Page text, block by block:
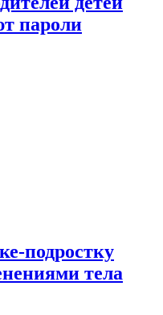
пароли
подростку
тела